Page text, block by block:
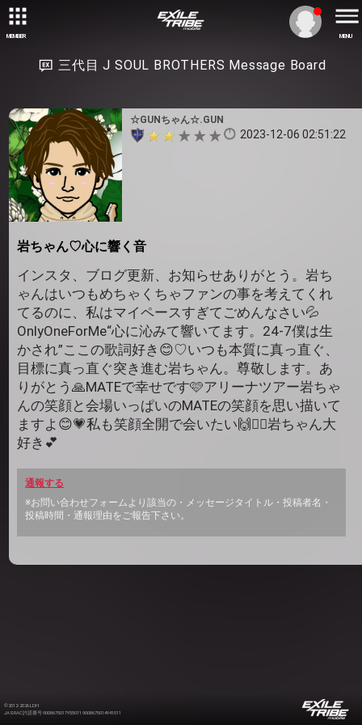
MEMBER MENU
三代目 J SOUL BROTHERS Message Board
☆GUNちゃん☆.GUN
2023-12-06 02:51:22
岩ちゃん♡心に響く音
インスタ、ブログ更新、お知らせありがとう。岩ち
ゃんはいつもめちゃくちゃファンの事を考えてくれ
てるのに、私はマイペースすぎてごめんなさい💦
OnlyOneForMe“心に沁みて響いてます。24-7僕は生
かされ”ここの歌詞好き😊♡いつも本質に真っ直ぐ、
目標に真っ直ぐ突き進む岩ちゃん。尊敬します。あ
りがとう🙏MATEで幸せです🩷アリーナツアー岩ちゃ
んの笑顔と会場いっぱいのMATEの笑顔を思い描いて
ますよ😊💗私も笑顔全開で会いたい🙌❤️‍🔥岩ちゃん大
好き💕
通報する
※お問い合わせフォームより該当の・メッセージタイトル・投稿者名・
投稿時間・通報理由をご報告下さい。
©2012-2026 LDH
JASRAC許諾番号 9008675017Y55011 9008675014Y41011